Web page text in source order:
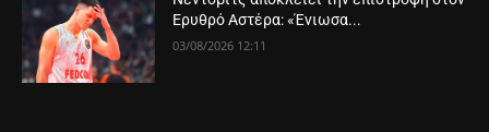
Ερυθρό Αστέρα: «Ένιωσα...
03/08/2026 12:11